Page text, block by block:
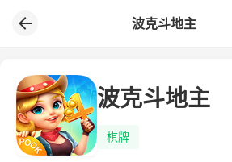
波克斗地主
波克斗地主
棋牌